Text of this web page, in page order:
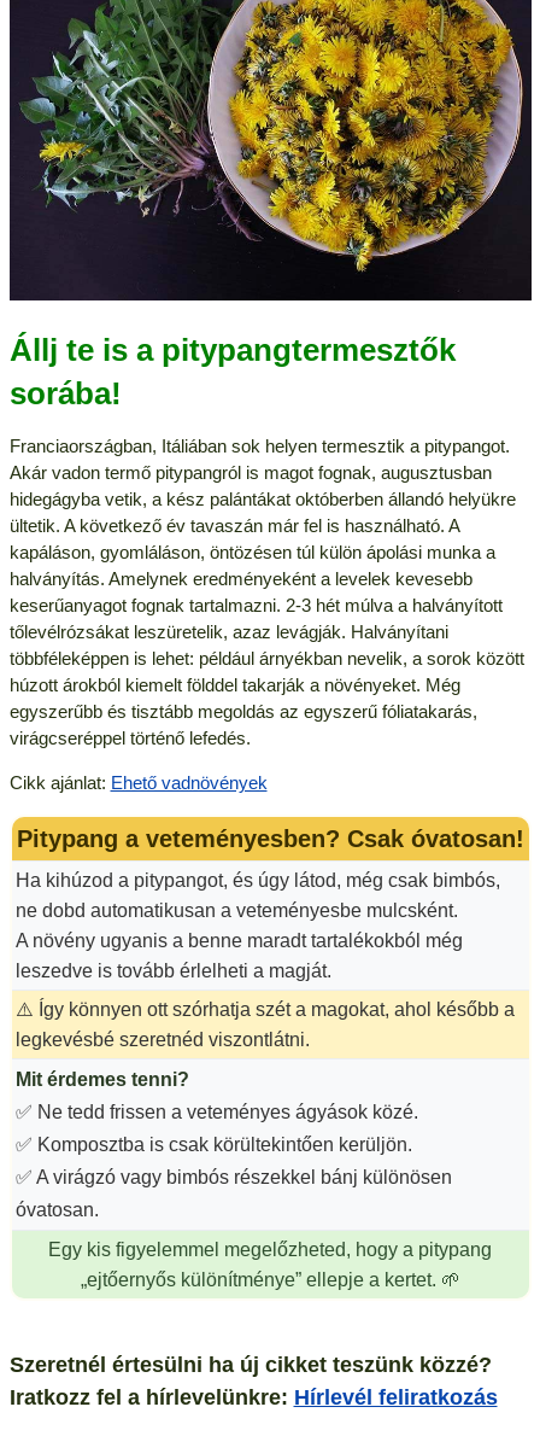
Állj te is a pitypangtermesztők
sorába!
Franciaországban, Itáliában sok helyen termesztik a pitypangot.
Akár vadon termő pitypangról is magot fognak, augusztusban
hidegágyba vetik, a kész palántákat októberben állandó helyükre
ültetik. A következő év tavaszán már fel is használható. A
kapáláson, gyomláláson, öntözésen túl külön ápolási munka a
halványítás. Amelynek eredményeként a levelek kevesebb
keserűanyagot fognak tartalmazni. 2-3 hét múlva a halványított
tőlevélrózsákat leszüretelik, azaz levágják. Halványítani
többféleképpen is lehet: például árnyékban nevelik, a sorok között
húzott árokból kiemelt földdel takarják a növényeket. Még
egyszerűbb és tisztább megoldás az egyszerű fóliatakarás,
virágcseréppel történő lefedés.
Cikk ajánlat: Ehető vadnövények
Pitypang a veteményesben? Csak óvatosan!
Ha kihúzod a pitypangot, és úgy látod, még csak bimbós,
ne dobd automatikusan a veteményesbe mulcsként.
A növény ugyanis a benne maradt tartalékokból még
leszedve is tovább érlelheti a magját.
⚠️ Így könnyen ott szórhatja szét a magokat, ahol később a
legkevésbé szeretnéd viszontlátni.
Mit érdemes tenni?
✅ Ne tedd frissen a veteményes ágyások közé.
✅ Komposztba is csak körültekintően kerüljön.
✅ A virágzó vagy bimbós részekkel bánj különösen
óvatosan.
Egy kis figyelemmel megelőzheted, hogy a pitypang
„ejtőernyős különítménye” ellepje a kertet. 🌱
Szeretnél értesülni ha új cikket teszünk közzé?
Iratkozz fel a hírlevelünkre: Hírlevél feliratkozás